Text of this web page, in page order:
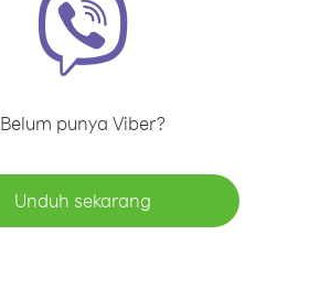
Belum punya Viber?
Unduh sekarang